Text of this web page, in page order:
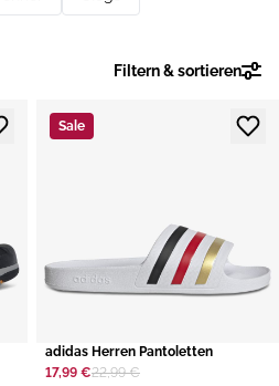
Filtern & sortieren
Sale
adidas Herren Pantoletten
17,99 €22,99 €